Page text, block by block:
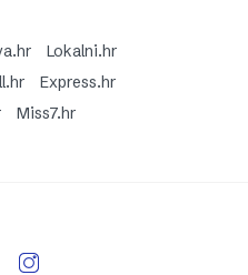
Lokalni.hr
Express.hr
Miss7.hr